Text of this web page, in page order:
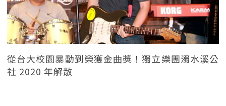
從台大校園暴動到榮獲金曲獎！獨立樂團濁水溪公
社 2020 年解散